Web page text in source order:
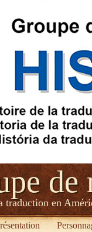
traduction en